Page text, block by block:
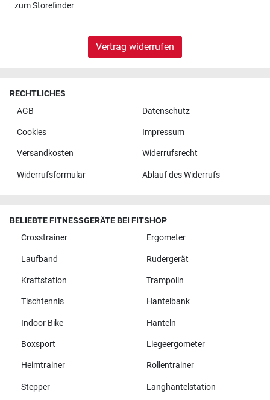
zumStorefinder
Vertrag widerrufen
RECHTLICHES
AGB
Datenschutz
Cookies Impressum
Versandkosten Widerrufsrecht
Widerrufsformular Ablauf des Widerrufs
BELIEBTE FITNESSGERÄTE BEI FITSHOP
Crosstrainer
Ergometer
Laufband Rudergerät
Kraftstation Trampolin
Tischtennis Hantelbank
Indoor Bike Hanteln
Boxsport Liegeergometer
Heimtrainer Rollentrainer
Stepper Langhantelstation